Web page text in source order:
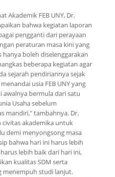
Akademik FEB UNY, Dr.
bahwa kegiatan laporan
pengganti dari perayaan
peraturan masa kini yang
boleh diselenggarakan
beberapa kegiatan agar
sejarah pendiriannya sejak
usia FEB UNY yang
awalnya bermula dari satu
Usaha sebelum
mandiri," tambahnya. Dr.
civitas akademika untuk
demi menyongsong masa
bahwa hari ini harus lebih
lebih baik dari hari ini,
kualitas SDM serta
menempuh studi lanjut.